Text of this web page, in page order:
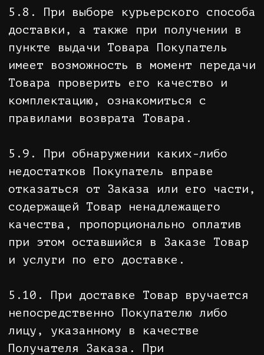
К заказу на возврат/обмен должны
быть приложены:
• заполненное заявление на возврат/
обмен (прилагается к каждому
• товарный и кассовый чек, либо
иные документы, подтверждающие
приобретение товара.
Отправка посылки с возвращаемым/
обмениваемым товаром осуществляется
7.6.2. Продавец вправе в течение 10
рабочих дней с момента возврата
товара ненадлежащего качества
7.6.3. Возврат денежных средств
может быть осуществлен одним из
следующих способов:
• получение наличных денежных
Советская, д.5 ТЦ Жар-Птица
• перечисление на расчетный счет,
на возврат;
• путем перечисления на расчетный